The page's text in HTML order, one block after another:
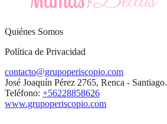
Quiénes Somos
Política de Privacidad
contacto@grupoperiscopio.com
José Joaquín Pérez 2765, Renca - Santiago.
Teléfono: +56228858626
www.grupoperiscopio.com